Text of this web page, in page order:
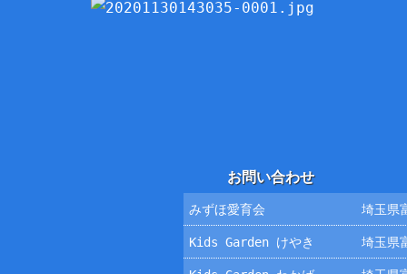
お問い合わせ
みずほ愛育会 埼玉県
Kids Garden けやき 埼玉県